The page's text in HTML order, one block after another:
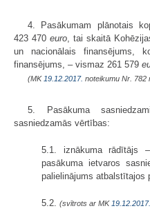
4. Pasākumam plānotais
423 470 euro , tai skaitā
un nacionālais finansējums,
finansējums, – vismaz 261 579
(MK 19.12.2017. noteikumu Nr. 782
5. Pasākuma
sasniedzamās vērtības:
5.1. iznākuma rādītājs
pasākuma ietvaros
palielinājums atbalstītajos
5.2. (svītrots ar MK 19.12.2017.